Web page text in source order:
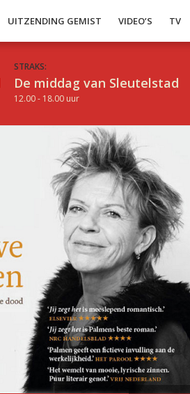
UITZENDING GEMIST VIDEO’S TV
STRAKS:
De middag van Sleutelstad
12.00 - 18.00 uur